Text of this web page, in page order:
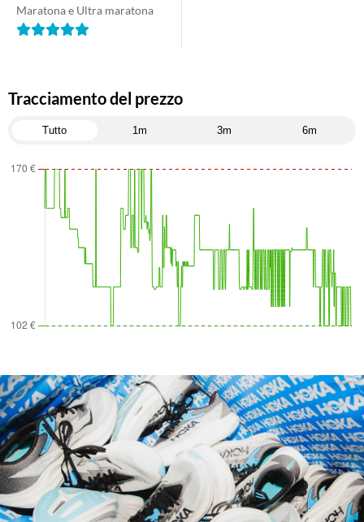
Maratona e Ultra maratona
Tracciamento del prezzo
Tutto 1m 3m 6m